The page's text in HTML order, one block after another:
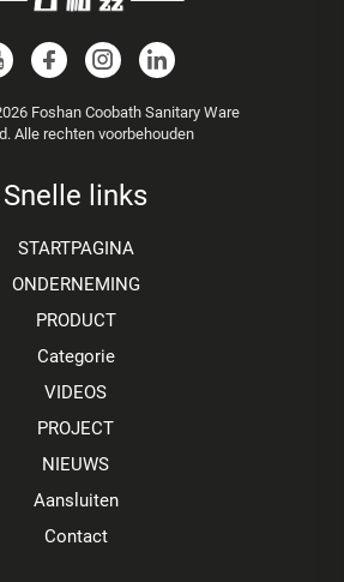
Foshan Coobath Sanitary Ware
Alle rechten voorbehouden
Snelle links
STARTPAGINA
ONDERNEMING
PRODUCT
Categorie
VIDEOS
PROJECT
NIEUWS
Aansluiten
Contact